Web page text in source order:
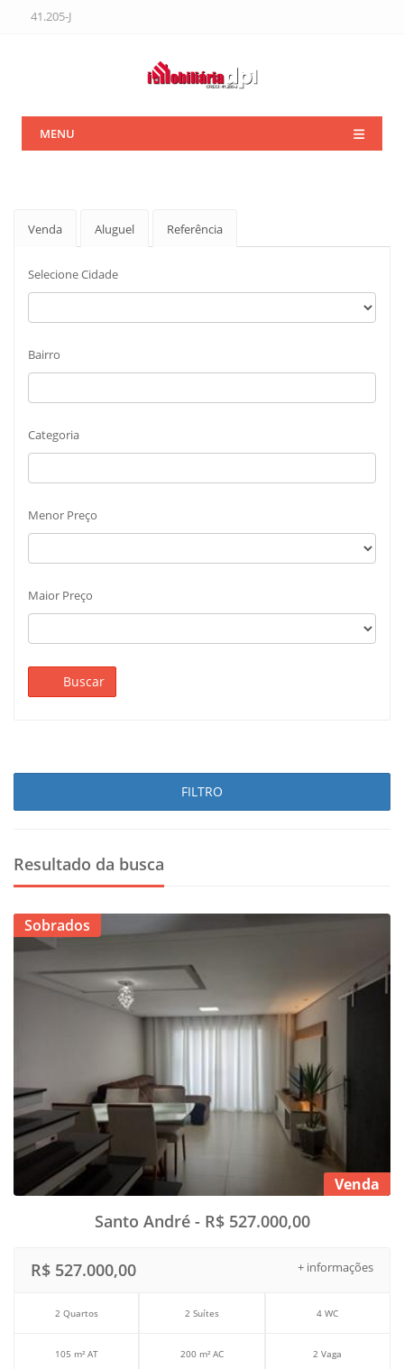
41.205-J
MENU
Venda Aluguel Referência
Selecione Cidade
Bairro
Categoria
Menor Preço
Maior Preço
Buscar
FILTRO
Resultado da busca
Sobrados
Venda
Santo André - R$ 527.000,00
+ informações
R$ 527.000,00
2 Quartos 2 Suítes 4 WC
105 m² AT 200 m² AC 2 Vaga